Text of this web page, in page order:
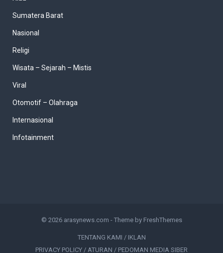
Sumatera Barat
Nasional
Religi
Wisata – Sejarah – Mistis
Viral
Otomotif – Olahraga
Internasional
Infotainment
© 2026 arasynews.com - Theme by FreshThemes
TENTANG KAMI / IKLAN
PRIVACY POLICY / ATURAN / PEDOMAN MEDIA SIBER